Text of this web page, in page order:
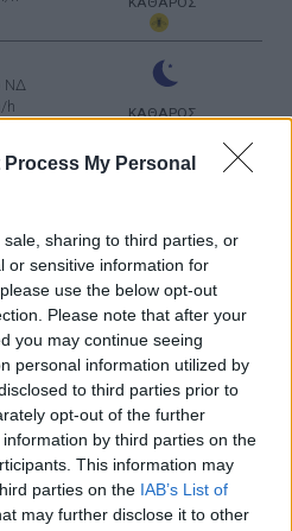
Process My Personal
sharing to third parties, or
or sensitive information for
use the below opt-out
Please note that after your
you may continue seeing
personal information utilized by
to third parties prior to
opt-out of the further
by third parties on the
This information may
parties on the IAB’s List of
may further disclose it to other
ΝΔ
h
ΚΑΘΑΡΟΣ
Ανατολή: 06:35 - Δύση 20:11
ΝΔ
h
ΚΑΘΑΡΟΣ
ΝΔ
Δ
h
ΚΑΘΑΡΟΣ